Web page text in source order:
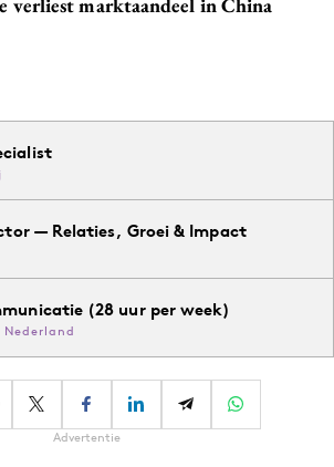
— Relaties, Groei & Impact
(28 uur per week)
Advertentie